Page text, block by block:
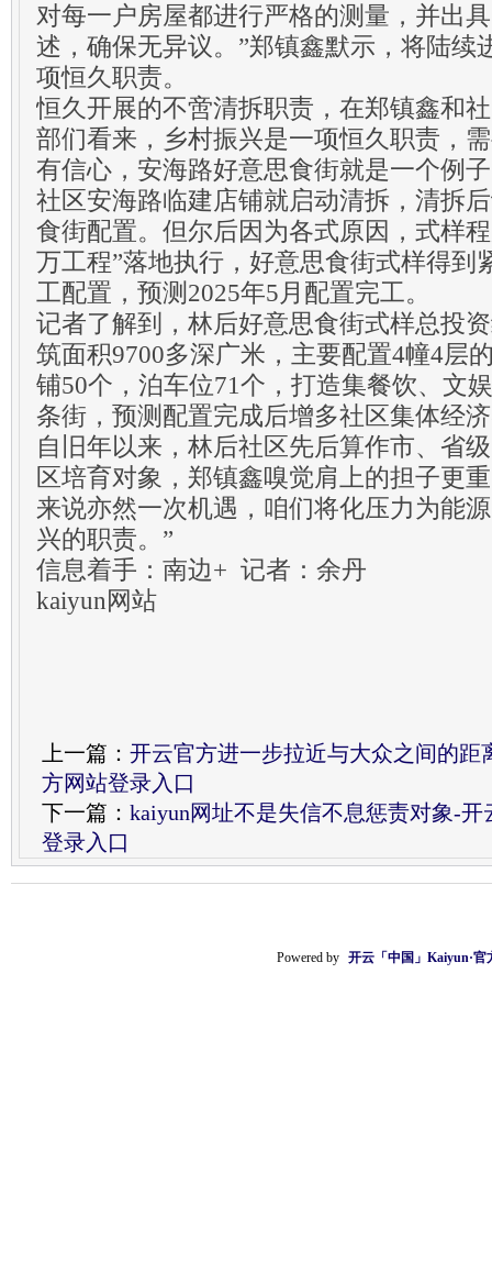
对每一户房屋都进行严格的测量，并出
述，确保无异议。”郑镇鑫默示，将陆续
项恒久职责。
恒久开展的不啻清拆职责，在郑镇鑫和
部们看来，乡村振兴是一项恒久职责，
有信心，安海路好意思食街就是一个例
社区安海路临建店铺就启动清拆，清拆
食街配置。但尔后因为各式原因，式样
万工程”落地执行，好意思食街式样得到
工配置，预测2025年5月配置完工。
记者了解到，林后好意思食街式样总投
筑面积9700多深广米，主要配置4幢4层
铺50个，泊车位71个，打造集餐饮、文
条街，预测配置完成后增多社区集体经
自旧年以来，林后社区先后算作市、省
区培育对象，郑镇鑫嗅觉肩上的担子更
来说亦然一次机遇，咱们将化压力为能
兴的职责。”
信息着手：南边+ 记者：余丹
kaiyun网站
上一篇： 开云官方进一步拉近与大众之间的距
方网站登录入口
下一篇： kaiyun网址不是失信不息惩责对象-开
登录入口
Powered by 开云「中国」Kaiyun·官